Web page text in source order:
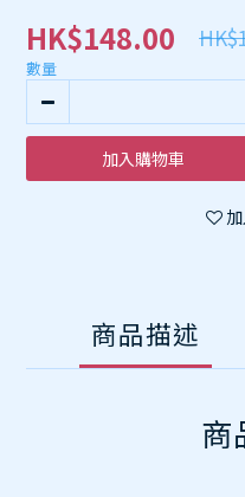
HK$148.00
數量
加入購物車
商品描述
商